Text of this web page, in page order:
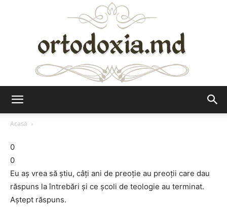
Acasă
0
0
Eu aș vrea să știu, câți ani de preoție au preoții care dau
răspuns la întrebări și ce școli de teologie au terminat.
Aștept răspuns.